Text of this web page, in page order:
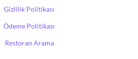
Gizlilik Politikası
Ödeme Politikası
Restoran Arama